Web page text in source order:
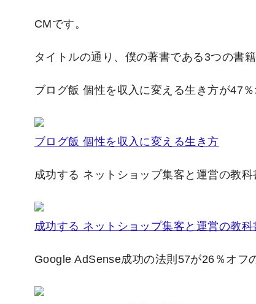
CMです。
タイトルの通り、僕の著書である3つの書
ブログ飯 個性を収入に変える生き方が47％
ブログ飯 個性を収入に変える生き方
成功する ネットショップ集客と運営の教科
成功する ネットショップ集客と運営の教科
Google AdSense成功の法則57が26％オフ